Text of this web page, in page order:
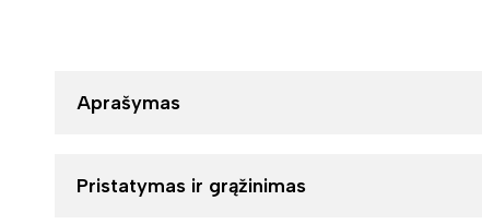
Aprašymas
Pristatymas ir grąžinimas